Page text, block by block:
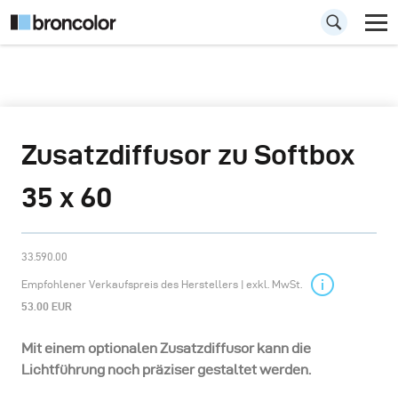
Zusatzdiffusor zu Softbox
35 x 60
33.590.00
Empfohlener Verkaufspreis des Herstellers | exkl. MwSt.
53.00 EUR
Mit einem optionalen Zusatzdiffusor kann die
Lichtführung noch präziser gestaltet werden.